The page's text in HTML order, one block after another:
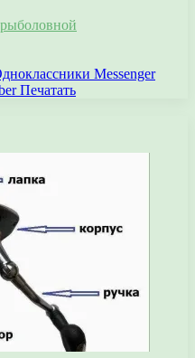
рыболовной
Messenger
Печатать